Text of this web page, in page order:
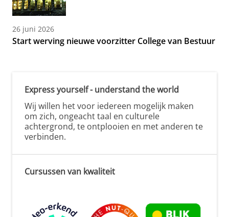
26 juni 2026
Start werving nieuwe voorzitter College van Bestuur
Express yourself - understand the world
Wij willen het voor iedereen mogelijk maken
om zich, ongeacht taal en culturele
achtergrond, te ontplooien en met anderen te
verbinden.
Cursussen van kwaliteit